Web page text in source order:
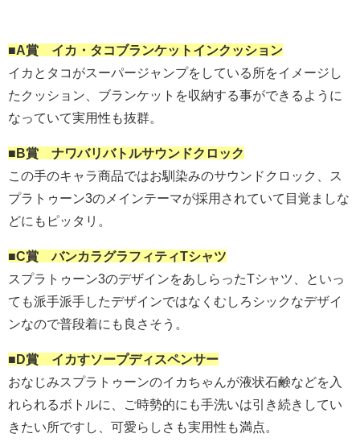
■A賞 イカ・タコブランケットインクッション
イカとタコがスーパージャンプをしている所をイメージし
たクッション、ブランケットを収納する事ができるように
なっていて実用性も抜群。
■B賞 ナワバリバトルサウンドクロック
この手のキャラ商品ではお馴染みのサウンドクロック、ス
プラトゥーン3のメインテーマが採用されていて目覚ましな
どにもピッタリ。
■C賞 バンカラグラフィティTシャツ
スプラトゥーン3のデザインをあしらったTシャツ、といっ
ても派手派手したデザインではなくむしろシックなデザイ
ンなので普段着にも良さそう。
■D賞 イカすソープディスペンサー
おなじみスプラトゥーンのイカちゃんが液状石鹸などを入
れられるボトルに、ご時勢的にも手洗いは引き続きしてい
きたい所ですし、可愛らしさも実用性も満点。